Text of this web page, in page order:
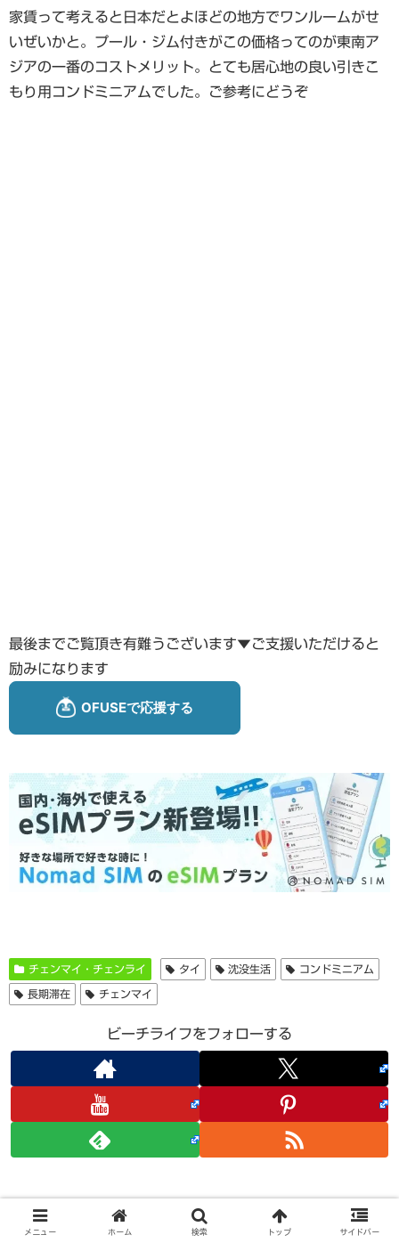
家賃って考えると日本だとよほどの地方でワンルームがせ
いぜいかと。プール・ジム付きがこの価格ってのが東南ア
ジアの一番のコストメリット。とても居心地の良い引きこ
もり用コンドミニアムでした。ご参考にどうぞ
最後までご覧頂き有難うございます▼ご支援いただけると
励みになります
チェンマイ・チェンライ タイ 沈没生活 コンドミニアム
長期滞在 チェンマイ
ビーチライフをフォローする
関連記事
メニュー ホーム 検索 トップ サイドバー